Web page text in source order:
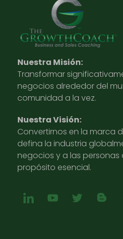
Nuestra Misión:
Transformar
negocios alrededor del
comunidad a la vez.
Nuestra Visión:
Convertirnos en la marca
defina la industria
negocios y a las personas
propósito esencial.